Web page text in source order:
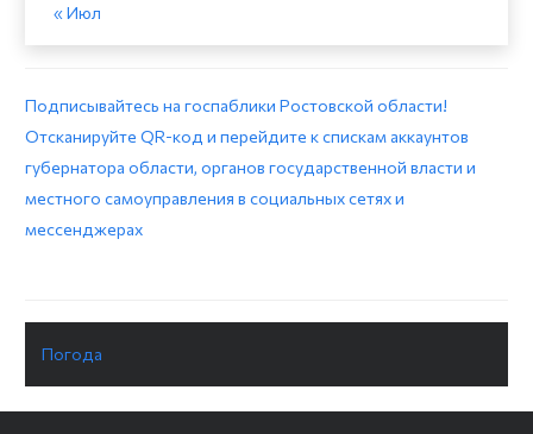
« Июл
Подписывайтесь на госпаблики Ростовской области!
Отсканируйте QR-код и перейдите к спискам аккаунтов
губернатора области, органов государственной власти и
местного самоуправления в социальных сетях и
мессенджерах
Погода